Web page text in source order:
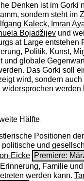
Denken ist im Gorki
sondern steht im
Kaleck, Imran
Bojadžijevund
at Large entstehen
Politik, Kunst,
und globale
Das Gorki soll
wird, sondern auch
widersprochen werden
Hälfte
Positionen
politische und
Eicke Premiere:
Familie
werden kann.